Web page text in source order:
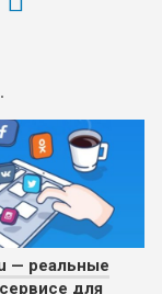
— реальные
для